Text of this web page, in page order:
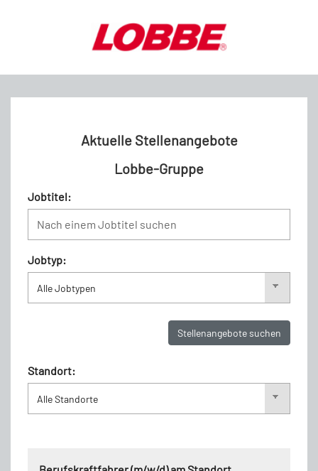
Aktuelle Stellenangebote
Lobbe-Gruppe
Jobtitel:
Jobtyp:
Stellenangebote suchen
Standort: